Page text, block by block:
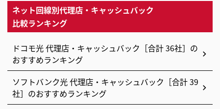
ネット回線別代理店・キャッシュバック
比較ランキング
ドコモ光 代理店・キャッシュバック［合計 36社］の
おすすめランキング
ソフトバンク光 代理店・キャッシュバック［合計 39
社］のおすすめランキング